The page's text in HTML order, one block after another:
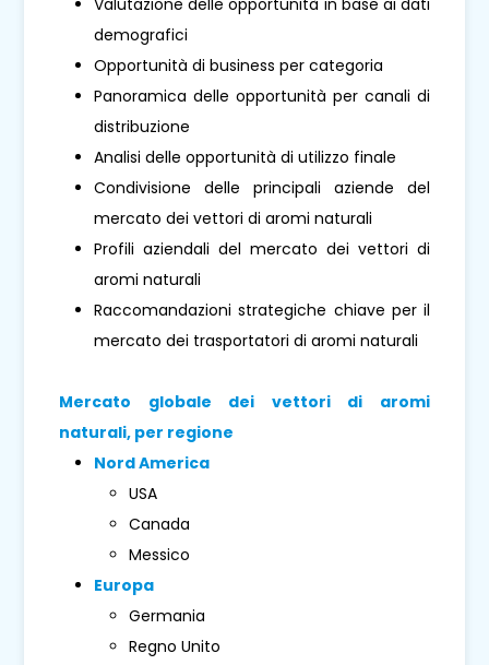
demografici
Opportunità di business per categoria
Panoramica delle opportunità per canali di
distribuzione
Analisi delle opportunità di utilizzo finale
Condivisione delle principali aziende del
mercato dei vettori di aromi naturali
Profili aziendali del mercato dei vettori di
aromi naturali
Raccomandazioni strategiche chiave per il
mercato dei trasportatori di aromi naturali
Mercato globale dei vettori di aromi
naturali, per regione
Nord America
USA
Canada
Messico
Europa
Germania
Regno Unito